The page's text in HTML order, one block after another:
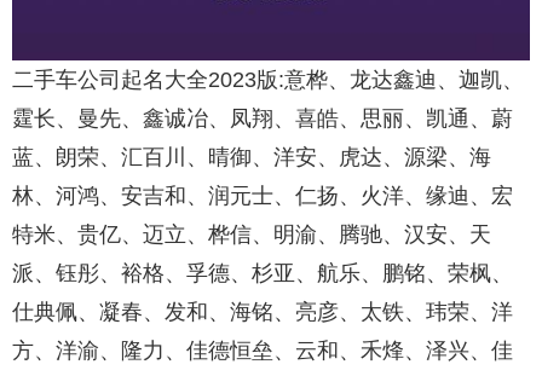
二手车公司起名大全2023版:意桦、龙达鑫迪、迦凯、
霆长、曼先、鑫诚冶、凤翔、喜皓、思丽、凯通、蔚
蓝、朗荣、汇百川、晴御、洋安、虎达、源梁、海
林、河鸿、安吉和、润元士、仁扬、火洋、缘迪、宏
特米、贵亿、迈立、桦信、明渝、腾驰、汉安、天
派、钰彤、裕格、孚德、杉亚、航乐、鹏铭、荣枫、
仕典佩、凝春、发和、海铭、亮彦、太铁、玮荣、洋
方、洋渝、隆力、佳德恒垒、云和、禾烽、泽兴、佳